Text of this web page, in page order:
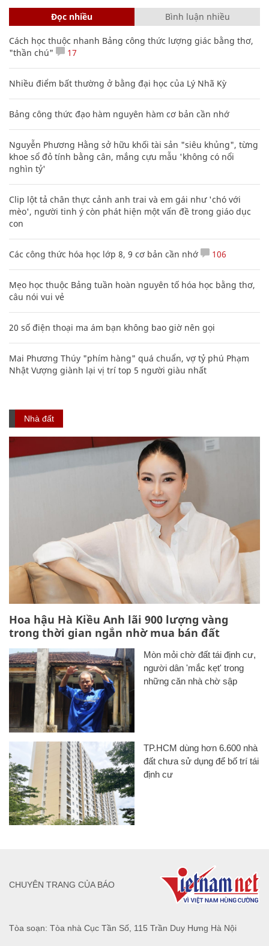
Đọc nhiều Bình luận nhiều
Cách học thuộc nhanh Bảng công thức lượng giác bằng thơ,
"thần chú"
17
Nhiều điểm bất thường ở bằng đại học của Lý Nhã Kỳ
Bảng công thức đạo hàm nguyên hàm cơ bản cần nhớ
Nguyễn Phương Hằng sở hữu khối tài sản "siêu khủng", từng
khoe sổ đỏ tính bằng cân, mắng cựu mẫu 'không có nổi
nghìn tỷ'
Clip lột tả chân thực cảnh anh trai và em gái như 'chó với
mèo', người tinh ý còn phát hiện một vấn đề trong giáo dục
con
Các công thức hóa học lớp 8, 9 cơ bản cần nhớ 106
Mẹo học thuộc Bảng tuần hoàn nguyên tố hóa học bằng thơ,
câu nói vui vẻ
20 số điện thoại ma ám bạn không bao giờ nên gọi
Mai Phương Thúy "phím hàng" quá chuẩn, vợ tỷ phú Phạm
Nhật Vượng giành lại vị trí top 5 người giàu nhất
Nhà đất
Hoa hậu Hà Kiều Anh lãi 900 lượng vàng
trong thời gian ngắn nhờ mua bán đất
Mòn mỏi chờ đất tái định cư,
người dân 'mắc kẹt' trong
những căn nhà chờ sập
TP.HCM dùng hơn 6.600 nhà
đất chưa sử dụng để bố trí tái
định cư
Tòa soạn: Tòa nhà Cục Tần Số, 115 Trần Duy Hưng Hà Nội
CHUYÊN TRANG CỦA BÁO